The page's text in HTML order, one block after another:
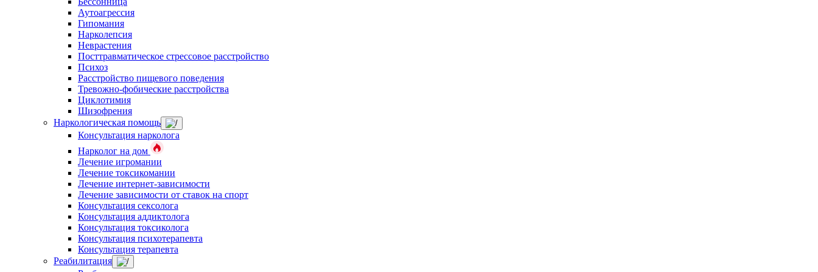
Аутоагрессия
Гипомания
Нарколепсия
Неврастения
Посттравматическое стрессовое расстройство
Психоз
Расстройство пищевого поведения
Тревожно-фобические расстройства
Циклотимия
Шизофрения
Наркологическая помощь
Консультация нарколога
Нарколог на дом
Лечение игромании
Лечение токсикомании
Лечение интернет-зависимости
Лечение зависимости от ставок на спорт
Консультация сексолога
Консультация аддиктолога
Консультация токсиколога
Консультация психотерапевта
Консультация терапевта
Реабилитация